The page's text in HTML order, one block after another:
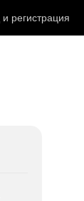
и регистрация